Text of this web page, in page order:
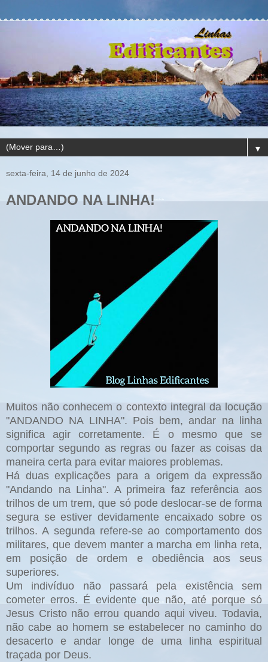
▼
sexta-feira, 14 de junho de 2024
ANDANDO NA LINHA!
Muitos não conhecem o contexto integral da locução
"ANDANDO NA LINHA". Pois bem, andar na linha
significa agir corretamente. É o mesmo que se
comportar segundo as regras ou fazer as coisas da
maneira certa para evitar maiores problemas.
Há duas explicações para a origem da expressão
"Andando na Linha". A primeira faz referência aos
trilhos de um trem, que só pode deslocar-se de forma
segura se estiver devidamente encaixado sobre os
trilhos. A segunda refere-se ao comportamento dos
militares, que devem manter a marcha em linha reta,
em posição de ordem e obediência aos seus
superiores.
Um indivíduo não passará pela existência sem
cometer erros. É evidente que não, até porque só
Jesus Cristo não errou quando aqui viveu. Todavia,
não cabe ao homem se estabelecer no caminho do
desacerto e andar longe de uma linha espiritual
traçada por Deus.